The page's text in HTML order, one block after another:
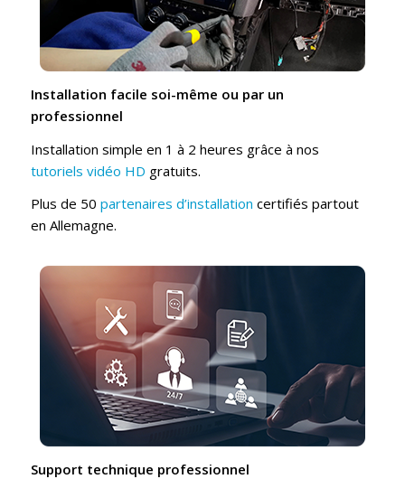
Installation facile soi-même ou par un
professionnel
Installation simple en 1 à 2 heures grâce à nos
tutoriels vidéo HD gratuits.
Plus de 50 partenaires d’installation certifiés partout
en Allemagne.
Support technique professionnel